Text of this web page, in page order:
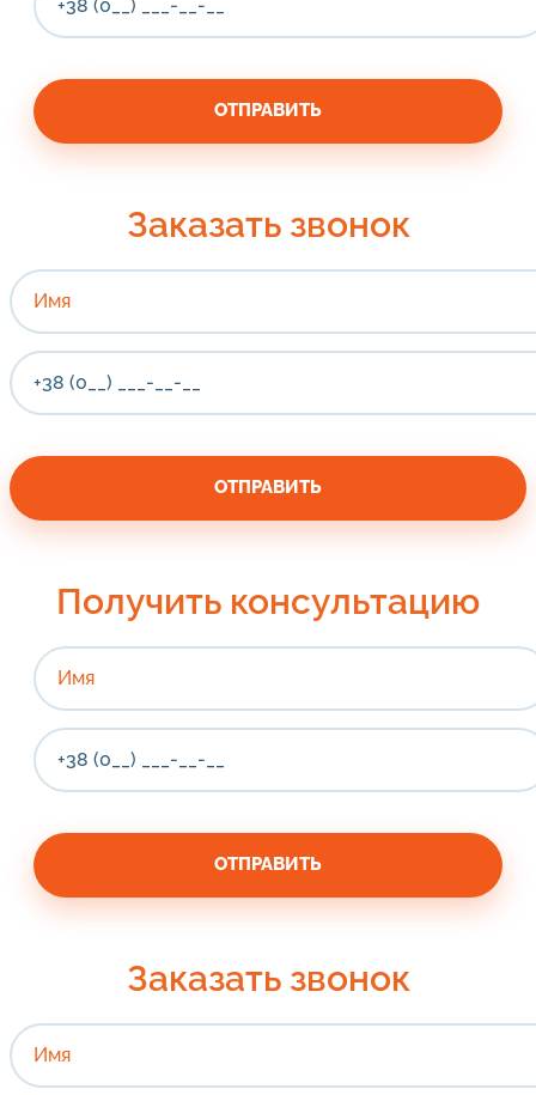
Заказать звонок
Получить консультацию
Заказать звонок